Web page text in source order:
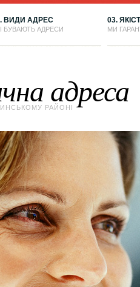
ВИДИ АДРЕС
БУВАЮТЬ АДРЕСИ
03.
МИ
адреса
РАЙОНІ